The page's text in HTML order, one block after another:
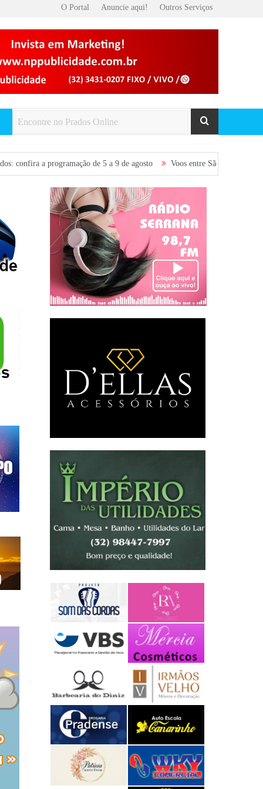
O Portal Anuncie aqui! Outros Serviços
de 5 a 9 de agosto Voos entre São João del-Rei e Belo Horizonte